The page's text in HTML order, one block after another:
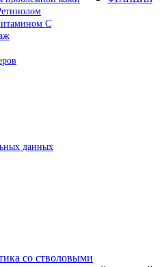
С
данных
со стволовыми